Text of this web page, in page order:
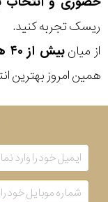
ریسک تجربه کنید.
از میانبیش از ۴۰ هزار مدل ساعت و اکسسوری اورجینال
همین امروز بهترین